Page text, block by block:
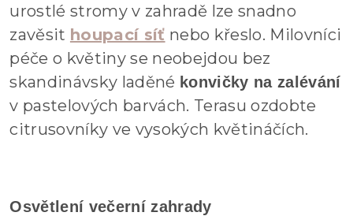
urostlé stromy v zahradě lze snadno
zavěsit houpací síť nebo křeslo. Milovníci
péče o květiny se neobejdou bez
skandinávsky laděné konvičky na zalévání
v pastelových barvách. Terasu ozdobte
citrusovníky ve vysokých květináčích.
Osvětlení večerní zahrady